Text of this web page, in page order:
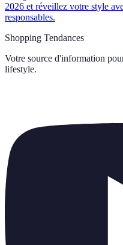
2026 et réveillez votre style
responsables.
Shopping Tendances
Votre source d'information
lifestyle.